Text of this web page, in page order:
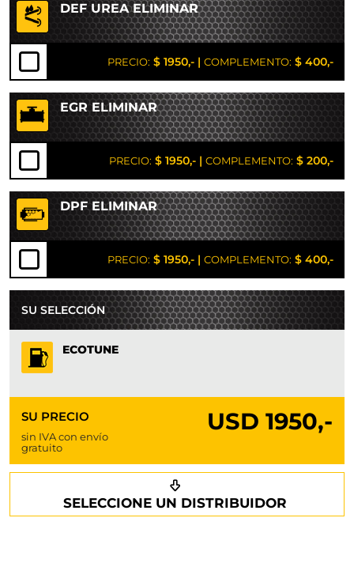
DEF UREA ELIMINAR
PRECIO: $ 1950,- | COMPLEMENTO: $ 400,-
EGR ELIMINAR
PRECIO: $ 1950,- | COMPLEMENTO: $ 200,-
DPF ELIMINAR
PRECIO: $ 1950,- | COMPLEMENTO: $ 400,-
SU SELECCIÓN
ECOTUNE
SU PRECIO USD 1950,-
sin IVA con envío
gratuito
SELECCIONE UN DISTRIBUIDOR
Solicitar una devolución de llamada